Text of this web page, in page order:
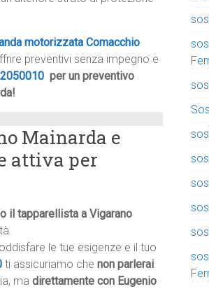
motorizzata Comacchio
preventivi senza impegno e
per un preventivo
Mainarda e
attiva per
il tapparellista a Vigarano
le tue esigenze e il tuo
ti assicuriamo che non parlerai
ma direttamente con Eugenio